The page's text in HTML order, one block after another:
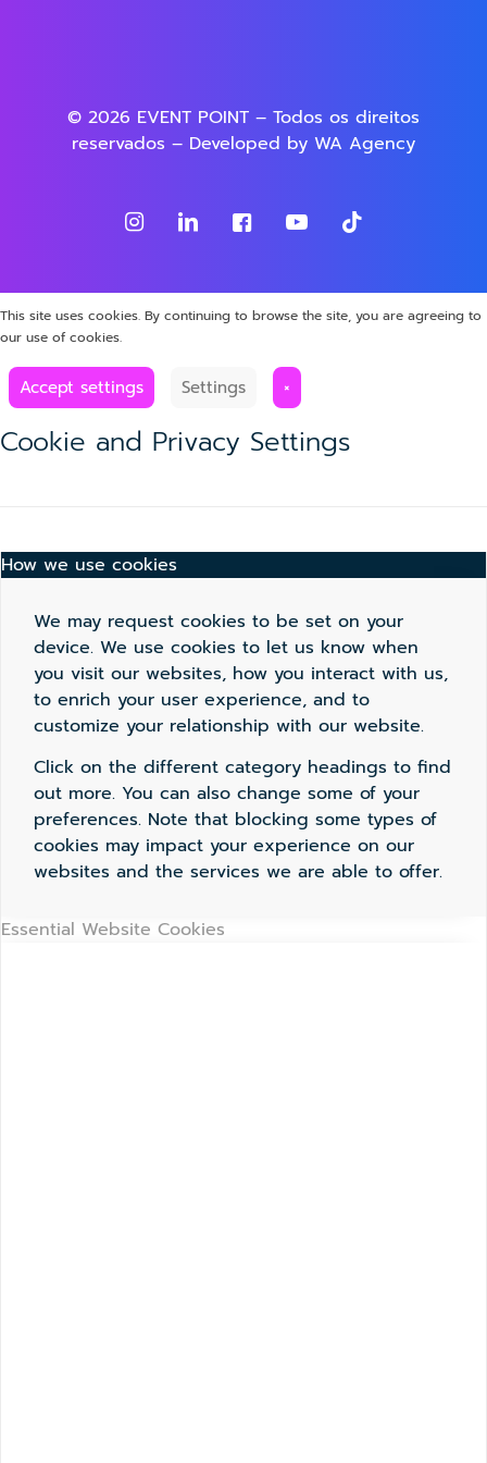
© 2026 EVENT POINT – Todos os direitos
reservados – Developed by WA Agency
This site uses cookies. By continuing to browse the site, you are agreeing to
our use of cookies.
Accept settings Settings ×
Cookie and Privacy Settings
How we use cookies
We may request cookies to be set on your
device. We use cookies to let us know when
you visit our websites, how you interact with us,
to enrich your user experience, and to
customize your relationship with our website.
Click on the different category headings to find
out more. You can also change some of your
preferences. Note that blocking some types of
cookies may impact your experience on our
websites and the services we are able to offer.
Essential Website Cookies